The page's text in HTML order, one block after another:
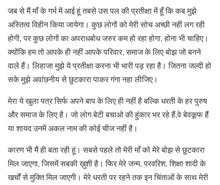
जब से मैं माँ के गर्भ में आई हूं तबसे उस पल की प्रतीक्षा में हूँ कि कब मुझे
अस्तित्व विहीन किया जायेगा। कुछ लोगों को मेरी सोच अच्छी नहीं लग रही
होगी, पर कुछ लोगों का अपराधबोध जरुर कम हो रहा होगा, होना भी चाहिए।
क्योंकि हम तो आपके ही नहीं आपके परिवार, समाज के लिए बोझ जो बनने
वाले हैं। लिहाजा मुझे ये प्रतीक्षा करना भी भारी पड़ रहा है। जितना जल्दी हो
सके मुझे अवांछनीय से छुटकारा पाकर गंगा नहा लीजिए।
मेरा ये खुला पत्र सिर्फ अपने बाप के लिए ही नहीं है बल्कि धरती के हर पुरुष
और समाज के लिए है। जो लोग बेटी बचाओ की हुंकार भर रहे हैं,वे बेवकूफ हैं
या शायद उनमें अकल नाम की कोई चीज नहीं है।
कारण भी मैं ही बता रही हूं। सबसे पहले तो मेरी माँ को मेरे बोझ से छुटकारा
मिल जाएगा, जिसमें सबकी ख़ुशी है। फिर मेरे जन्म, परवरिश, शिक्षा शादी के
खर्चों से मुक्ति मिल जाएगी। मेरे धरती पर रहने तक इन चिंताओं के साथ मेरी